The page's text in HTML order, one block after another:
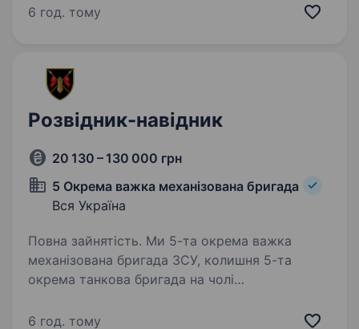
прийшов на нашу землю. З того часу
6 год. тому
Розвідник-навідник
20 130 – 130 000 грн
5 Окрема важка механізована бригада
Вся Україна
Повна зайнятість. Ми 5-та окрема важка
механізована бригада ЗСУ, колишня 5-та
окрема танкова бригада на чолі
в битві за Бахмут, коли його підрозділ
6 год. тому